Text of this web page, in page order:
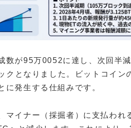
数が95万0052に達し、次回半
クとなりました。ビットコイン
に発生する仕組みです。
マイナー（採掘者）に支払われ